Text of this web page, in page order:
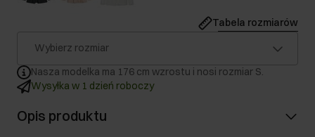
Tabela rozmiarów
Wybierz rozmiar
Nasza modelka ma 176 cm wzrostu i nosi rozmiar S.
Wysyłka w 1 dzień roboczy
Opis produktu